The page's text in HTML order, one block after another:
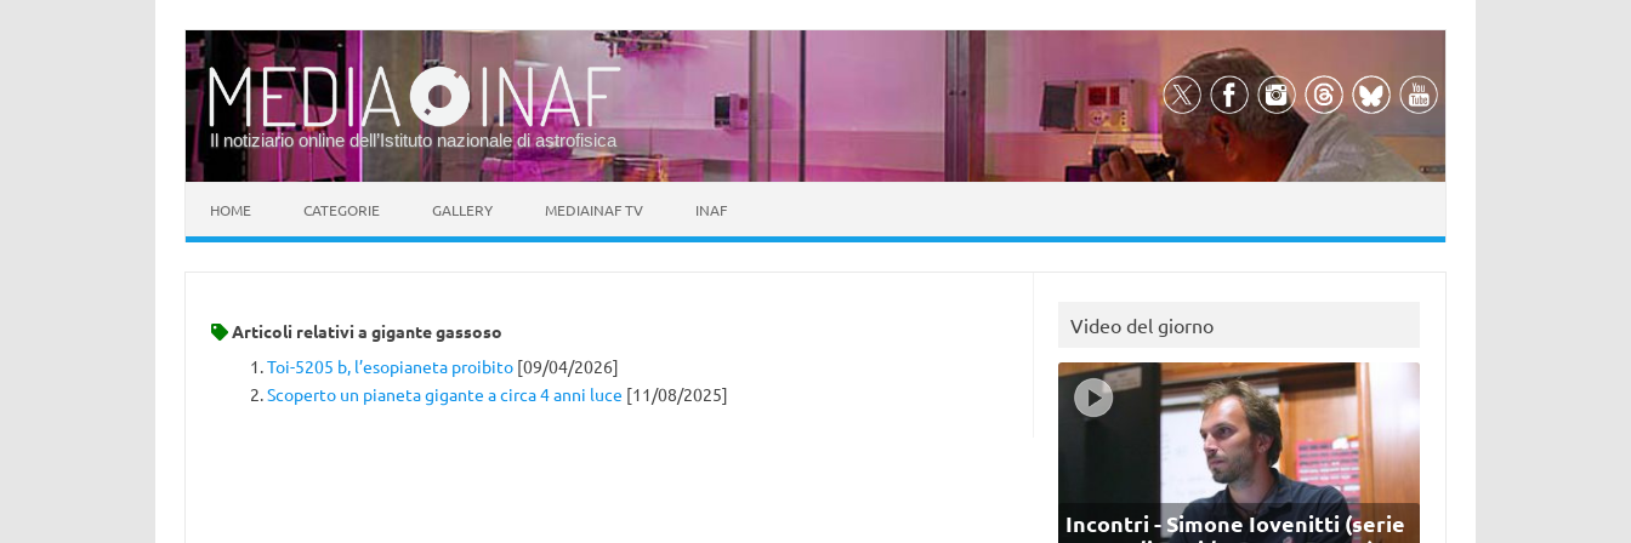
Il notiziario online dell’Istituto nazionale di astrofisica
HOME CATEGORIE GALLERY MEDIAINAF TV INAF
Articoli relativi a gigante gassoso
Toi-5205 b, l’esopianeta proibito[09/04/2026]
Scoperto un pianeta gigante a circa 4 anni luce [11/08/2025]
Video del giorno
Incontri - Simone Iovenitti (serie